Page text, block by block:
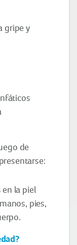
gripe y
de
en la piel
pies,